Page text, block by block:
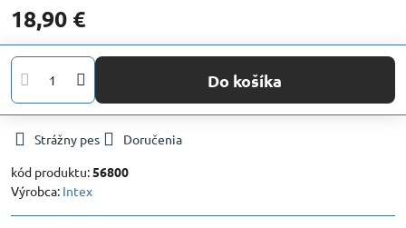
18,90 €
Do košíka
Strážny pes
Doručenia
kód produktu:56800
Výrobca: Intex